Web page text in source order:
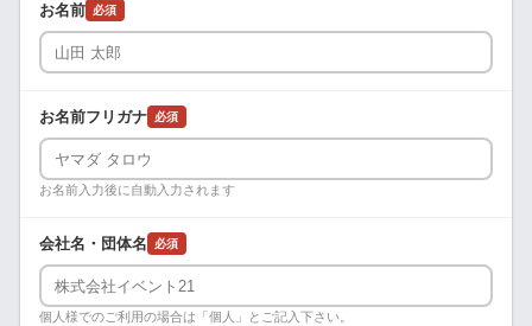
お名前 必須
お名前フリガナ 必須
お名前入力後に自動入力されます
会社名・団体名 必須
個人様でのご利用の場合は「個人」とご記入下さい。